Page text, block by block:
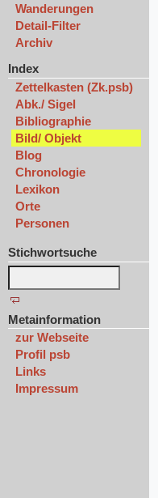
Wanderungen
Detail-Filter
Archiv
Index
Zettelkasten (Zk.psb)
Abk./ Sigel
Bibliographie
Bild/ Objekt
Blog
Chronologie
Lexikon
Orte
Personen
Stichwortsuche
Metainformation
zur Webseite
Profil psb
Links
Impressum